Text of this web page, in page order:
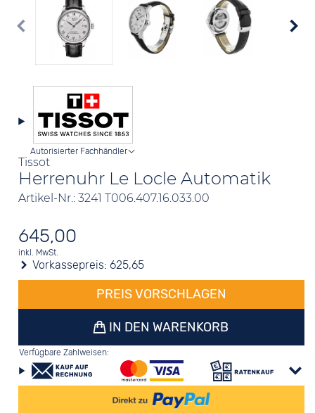
Tissot
Herrenuhr Le Locle Automatik
Artikel-Nr.: 3241 T006.407.16.033.00
Autorisierter Fachhändler
645,00
inkl. MwSt.
Vorkassepreis: 625,65
PREIS VORSCHLAGEN
IN DEN WARENKORB
Verfügbare Zahlweisen: